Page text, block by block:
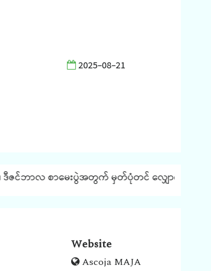
2025-08-21
ဒီဇင်ဘာလ စာမေးပွဲအတွက် မှတ်ပုံတင် လျှောက်ထားခြင်
Website
Ascoja MAJA